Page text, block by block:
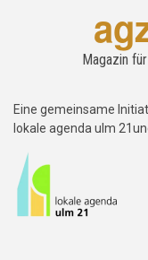
Magazin
Eine gemeinsame
lokale agenda ulm